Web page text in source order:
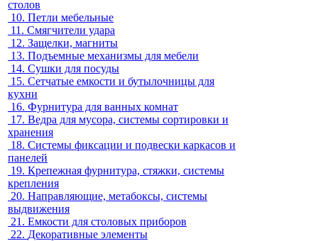
столов
10. Петли мебельные
11. Смягчители удара
12. Защелки, магниты
13. Подъемные механизмы для мебели
14. Сушки для посуды
15. Сетчатые емкости и бутылочницы для
кухни
16. Фурнитура для ванных комнат
17. Ведра для мусора, системы сортировки и
хранения
18. Системы фиксации и подвески каркасов и
панелей
19. Крепежная фурнитура, стяжки, системы
крепления
20. Направляющие, метабоксы, системы
выдвижения
21. Емкости для столовых приборов
22. Декоративные элементы